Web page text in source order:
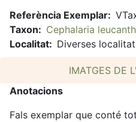
Referència Exemplar
Taxon
Cephalaria
Localitat
Diverses
IMATGES DE
Anotacions
Fals exemplar que conté